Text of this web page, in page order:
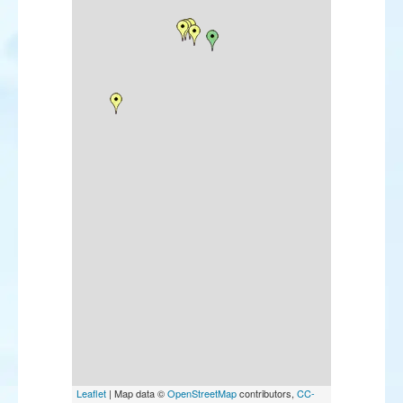
Leaflet | Map data ©OpenStreetMapcontributors, CC-